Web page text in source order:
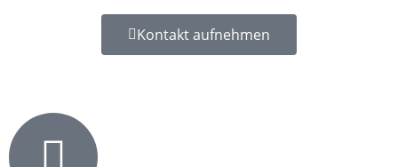
Kontakt aufnehmen